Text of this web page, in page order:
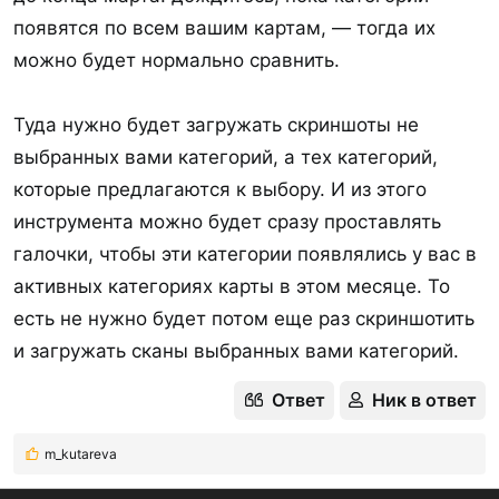
AppStore (рабочая, адаптированная веб версия) -
https://cash-back-max.ru
открыть ссылку и потом перенести его на
рабочий стол. И у вас тоже будет это
приложение без уго установки)
Инструкция по использованию:
1. Регистрация по имейл (код направляется на
имейл и вводится в приложении).
2. Выбираем карты из списка или записываем
параметрам карты (макс лимит, округление и
пр.). Вы всегда можете ее потом изменить в
появятся по всем вашим картам, — тогда их
можно будет нормально сравнить.
Туда нужно будет загружать скриншоты не
выбранных вами категорий, а тех категорий,
которые предлагаются к выбору. И из этого
инструмента можно будет сразу проставлять
галочки, чтобы эти категории появлялись у вас в
активных категориях карты в этом месяце. То
есть не нужно будет потом еще раз скриншотить
и загружать сканы выбранных вами категорий.
Ответ Ник в ответ
Р
m_kutareva